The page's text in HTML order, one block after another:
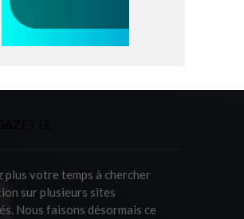
plus votre temps à chercher
sur plusieurs sites
Nous faisons désormais ce